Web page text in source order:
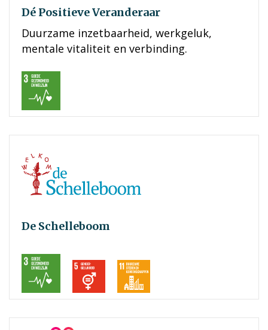
Dé Positieve Veranderaar
Duurzame inzetbaarheid, werkgeluk,
mentale vitaliteit en verbinding.
De Schelleboom